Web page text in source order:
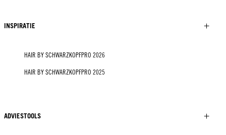
INSPIRATIE
HAIR BY SCHWARZKOPFPRO 2026
HAIR BY SCHWARZKOPFPRO 2025
ADVIESTOOLS